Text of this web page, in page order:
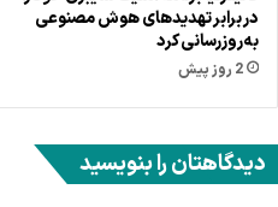
در برابر تهدیدهای هوش مصنوعی
به‌روزرسانی کرد
2 روز پیش
دیدگاهتان را بنویسید